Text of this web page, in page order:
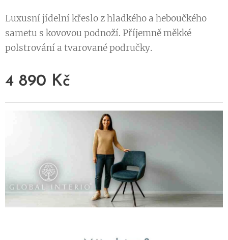
Luxusní jídelní křeslo z hladkého a heboučkého
sametu s kovovou podnoží. Příjemně měkké
polstrování a tvarované područky.
4 890 Kč